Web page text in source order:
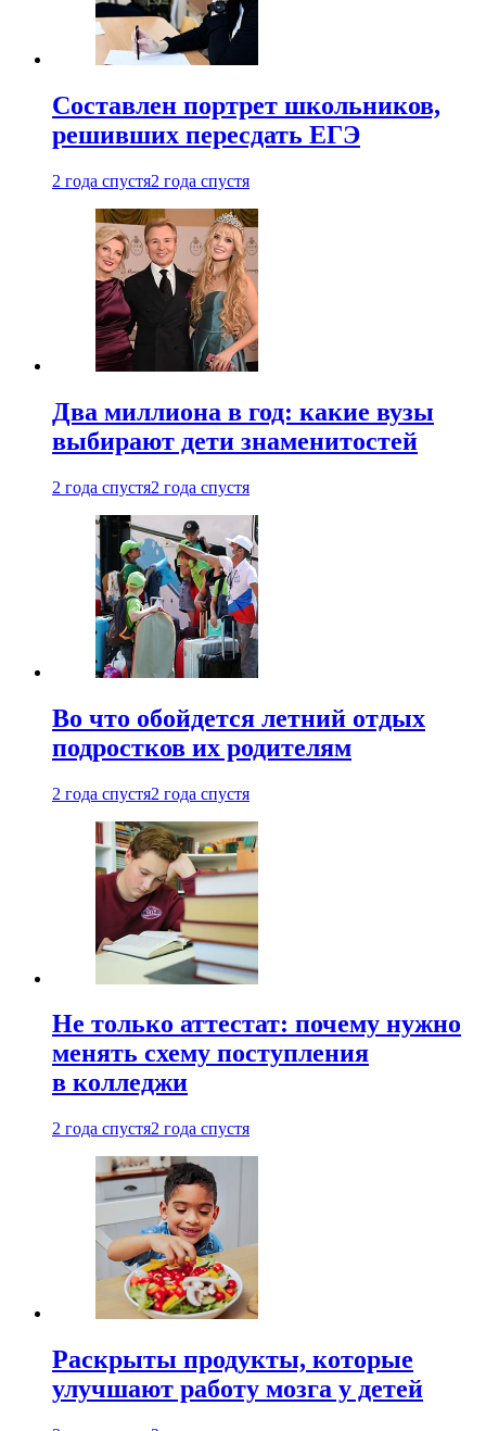
Составлен портрет школьников,
решивших пересдать ЕГЭ
2 года спустя2 года спустя
Два миллиона в год: какие вузы
выбирают дети знаменитостей
2 года спустя2 года спустя
Во что обойдется летний отдых
подростков их родителям
2 года спустя2 года спустя
Не только аттестат: почему нужно
менять схему поступления
в колледжи
2 года спустя2 года спустя
Раскрыты продукты, которые
улучшают работу мозга у детей